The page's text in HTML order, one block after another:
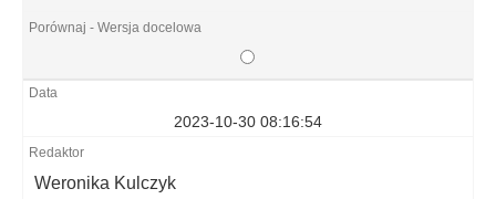
2023-10-30 08:16:54
Weronika Kulczyk